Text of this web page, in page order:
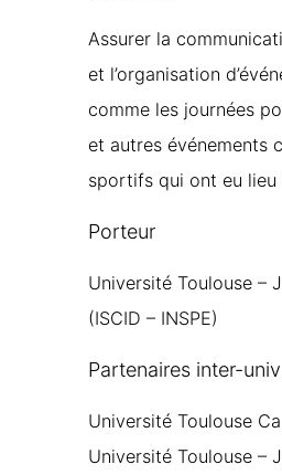
Assurer la
et l’organisation
comme les journées
et autres événements
sportifs qui ont eu lieu
Porteur
Université Toulouse –
(ISCID – INSPE)
Partenaires inter-
Université Toulouse
Université Toulouse –